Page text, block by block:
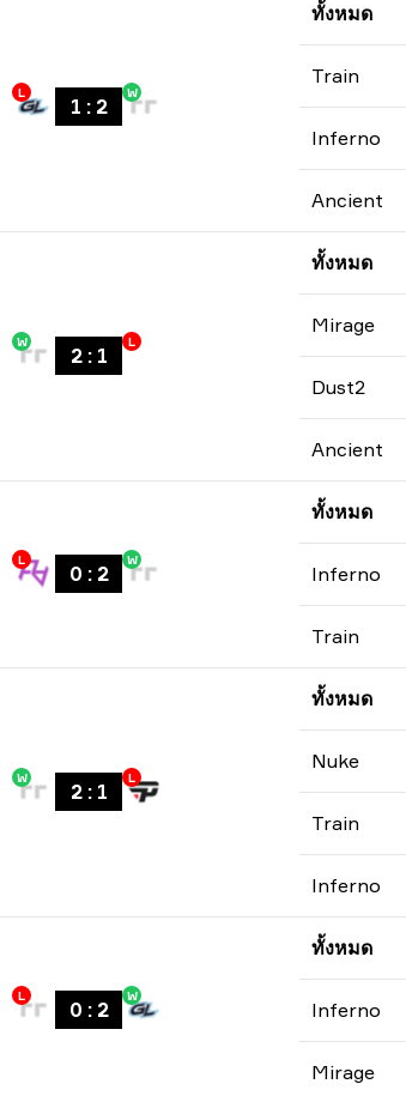
L
1 : 2
W
ทั้งหมด
Train
Inferno
Ancient
W
2: 1
L
ทั้งหมด
Mirage
Dust2
Ancient
L
0 : 2
W
ทั้งหมด
Inferno
Train
W
2: 1
L
ทั้งหมด
Nuke
Train
Inferno
L
0 : 2
W
ทั้งหมด
Inferno
Mirage